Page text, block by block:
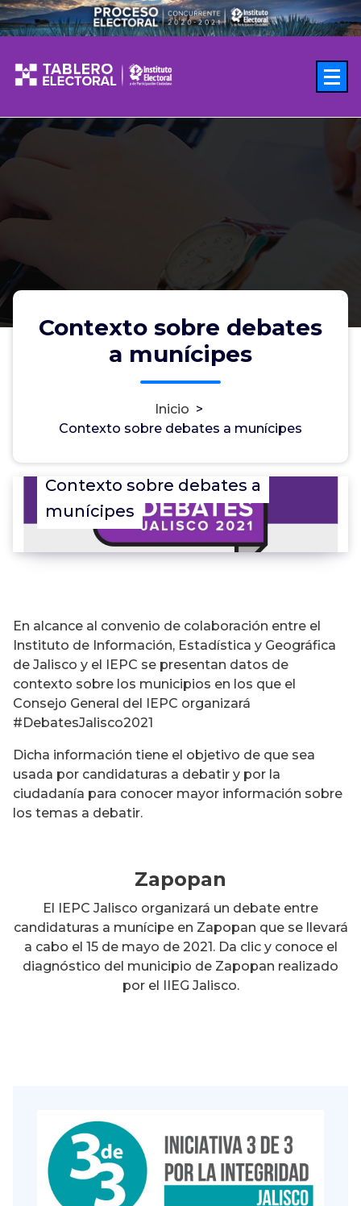
Saltar
al
Contexto sobre debates
a munícipes
Inicio >
Contexto sobre debates a munícipes
Contexto sobre debates a
munícipes
En alcance al convenio de colaboración entre el
Instituto de Información, Estadística y Geográfica
de Jalisco y el IEPC se presentan datos de
contexto sobre los municipios en los que el
Consejo General del IEPC organizará
#DebatesJalisco2021
Dicha información tiene el objetivo de que sea
usada por candidaturas a debatir y por la
ciudadanía para conocer mayor información sobre
los temas a debatir.
Zapopan
El IEPC Jalisco organizará un debate entre
candidaturas a munícipe en Zapopan que se llevará
a cabo el 15 de mayo de 2021. Da clic y conoce el
diagnóstico del municipio de Zapopan realizado
por el IIEG Jalisco.